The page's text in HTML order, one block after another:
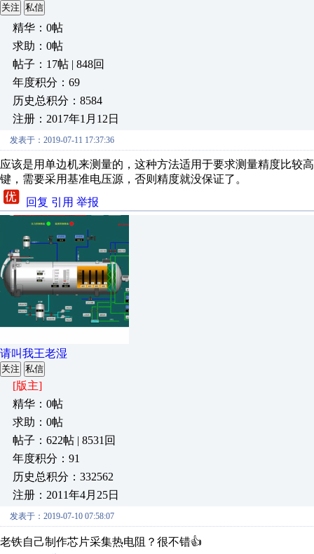
关注 私信
精华：0帖
求助：0帖
帖子：17帖 | 848回
年度积分：69
历史总积分：8584
注册：2017年1月12日
发表于：2019-07-11 17:37:36
应该是用单边机来测量的，这种方法适用于要求测量精度比较
键，需要采用基准电压源，否则精度就没保证了。
回复 引用 举报
请叫我王老湿
关注 私信
[版主]
精华：0帖
求助：0帖
帖子：622帖 | 8531回
年度积分：91
历史总积分：332562
注册：2011年4月25日
发表于：2019-07-10 07:58:07
老铁自己制作芯片采集热电阻？很不错👍